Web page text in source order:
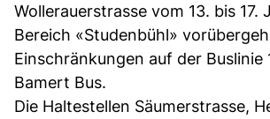
Wollerauerstrasse vom 13. bis 17.
Bereich «Studenbühl»
Einschränkungen auf der Buslinie
Bamert Bus.
Die Haltestellen Säumerstrasse,